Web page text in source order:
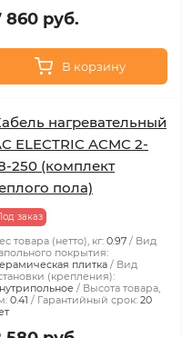
860 руб.
В корзину
нагревательный
ELECTRIC ACMC 2-
250 (комплект
пола)
заказ
товара (нетто), кг: 0.97
Вид
покрытия:
плитка
Вид
(крепления):
Высота товара,
0.41 Гарантийный срок: 20